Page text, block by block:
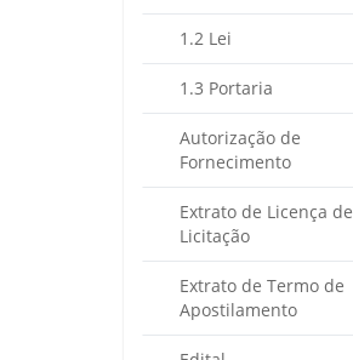
1.2 Lei
1.3 Portaria
Autorização de
Fornecimento
Extrato de Licença de
Licitação
Extrato de Termo de
Apostilamento